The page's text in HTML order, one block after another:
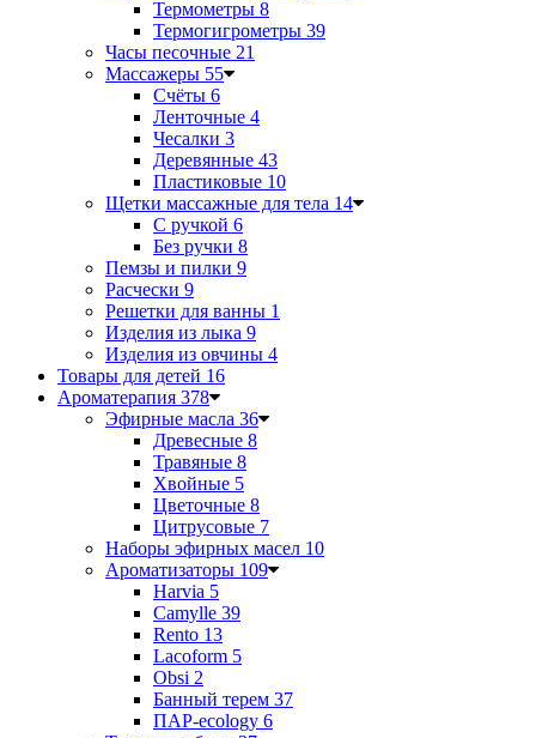
Термометры 8
Термогигрометры 39
Часы песочные 21
Массажеры 55
Счёты 6
Ленточные 4
Чесалки 3
Деревянные 43
Пластиковые 10
Щетки массажные для тела 14
С ручкой 6
Без ручки 8
Пемзы и пилки 9
Расчески 9
Решетки для ванны 1
Изделия из лыка 9
Изделия из овчины 4
Товары для детей 16
Ароматерапия 378
Эфирные масла 36
Древесные 8
Травяные 8
Хвойные 5
Цветочные 8
Цитрусовые 7
Наборы эфирных масел 10
Ароматизаторы 109
Harvia 5
Camylle 39
Rento 13
Lacoform 5
Obsi 2
Банный терем 37
ПАР-ecology 6